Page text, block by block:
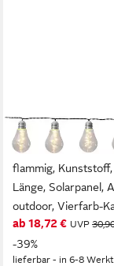
STAR TRADING
LED-Lichterkette
flammig, Kunststoff,
Länge, Solarpanel,
outdoor, Vierfarb-
ab 18,72 € UVP
-39%
lieferbar - in 6-8